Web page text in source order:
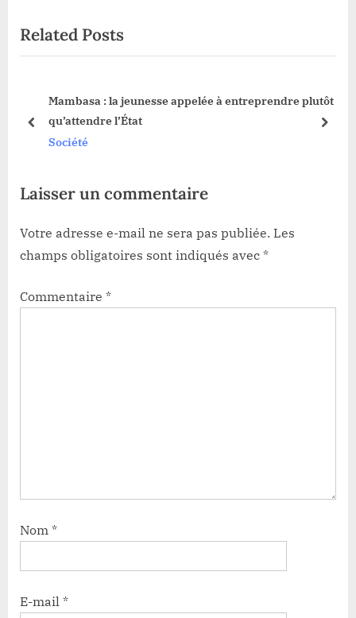
u
s
s
t
P
t
Related Posts
Mambasa : la jeunesse appelée à entreprendre plutôt
qu’attendre l’État
Société
prev next
Laisser un commentaire
Votre adresse e-mail ne sera pas publiée. Les
champs obligatoires sont indiqués avec *
Commentaire *
Nom *
E-mail *